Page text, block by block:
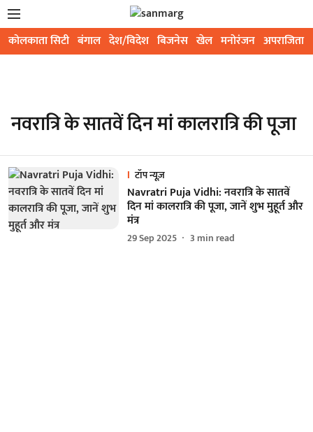
कोलकाता सिटी बंगाल देश/विदेश बिजनेस खेल मनोरंजन अपराजिता
नवरात्रि के सातवें दिन मां कालरात्रि की पूजा
टॉप न्यूज़
Navratri Puja Vidhi: नवरात्रि के सातवें
दिन मां कालरात्रि की पूजा, जानें शुभ मुहूर्त और
मंत्र
29 Sep 2025 3 min read